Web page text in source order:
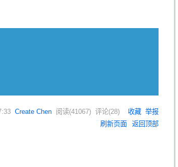
Create Chen 阅读(41067) 评论(28) 收藏 举报
刷新页面
返回顶部